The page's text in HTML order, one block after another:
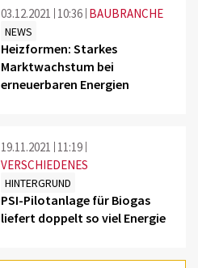
03.12.2021 10:36 BAUBRANCHE
NEWS
Heizformen: Starkes
Marktwachstum bei
erneuerbaren Energien
19.11.2021
11:19
VERSCHIEDENES
HINTERGRUND
PSI-Pilotanlage für Biogas
liefert doppelt so viel Energie